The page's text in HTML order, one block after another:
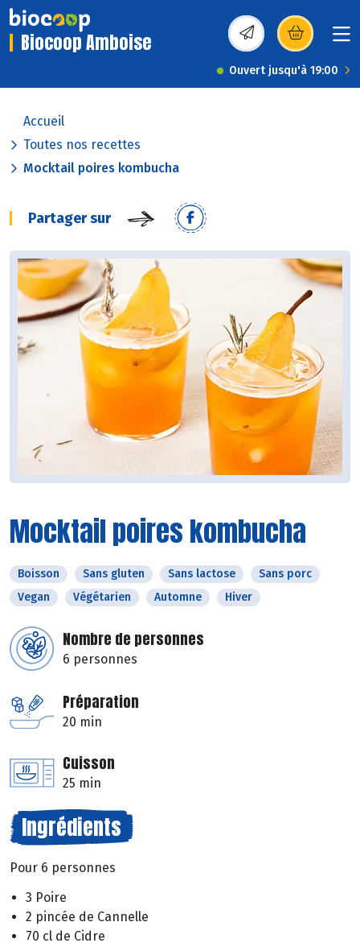
Biocoop Amboise (s’ouvre dans une
Ouvert jusqu'à 19:00
Accueil
Toutes nos recettes
Mocktail poires kombucha
Partager sur
Mocktail poires kombucha
Boisson Sans gluten Sans lactose
Sans porc
Vegan
Végétarien Automne Hiver
Nombre de personnes
6 personnes
Préparation
20 min
Cuisson
25 min
Ingrédients
Pour 6 personnes
3 Poire
2 pincée de Cannelle
70 cl de Cidre